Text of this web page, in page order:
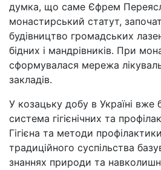
думка, що саме Єфрем
монастирський статут,
будівництво громадських
бідних і мандрівників. При
сформувалася мережа
закладів.
У козацьку добу в Україні вже
система гігієнічних та
Гігієна та методи
традиційного суспільства
знаннях природи та